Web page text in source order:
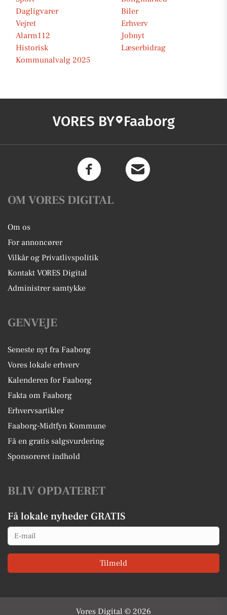
Dagligvarer
Biler
Vejret
Erhverv
Alarm112
Jobnyt
Historisk
Læserbidrag
Kommunalvalg 2025
VORES BY Faaborg
OM VORES DIGITAL
Om os
For annoncører
Vilkår og Privatlivspolitik
Kontakt VORES Digital
Administrer samtykke
GENVEJE
Seneste nyt fra Faaborg
Vores lokale erhverv
Kalenderen for Faaborg
Fakta om Faaborg
Erhvervsartikler
Faaborg-Midtfyn Kommune
Få en gratis salgsvurdering
Sponsoreret indhold
BLIV OPDATERET
Få lokale nyheder GRATIS
Email
Tilmeld
Vores Digital © 2026